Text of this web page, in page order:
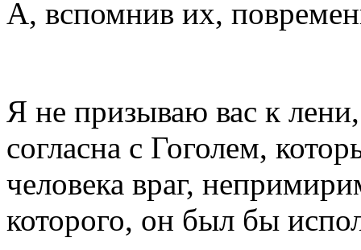
А, вспомнив их,
Я не призываю вас к
согласна с Гоголем,
человека враг,
которого, он был бы